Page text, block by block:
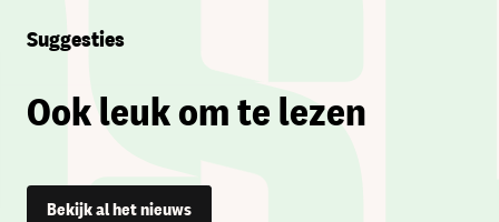
Suggesties
Ook leuk om te lezen
Bekijk al het nieuws